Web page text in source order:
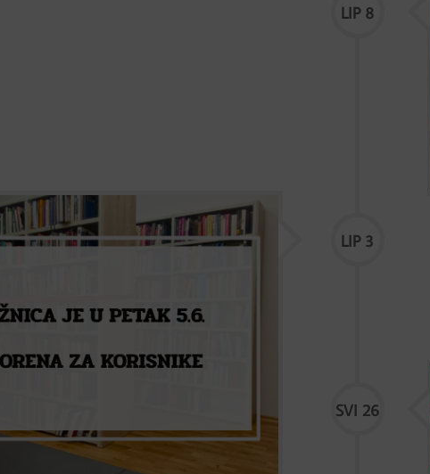
LIP 8
vremenu
LIP 3
odmora, knjižnica je u petak 5. lipnja
SVI 26